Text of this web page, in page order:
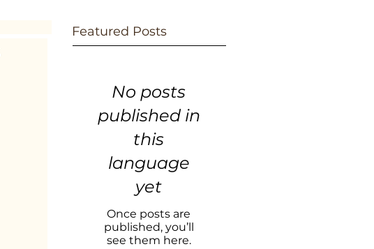
Featured Posts
No posts
published in
this
language
yet
Once posts are
published, you’ll
see them here.